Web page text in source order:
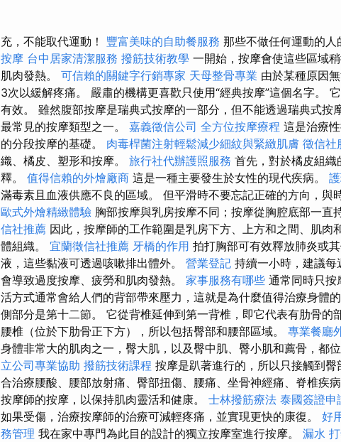
充，不能取代運動！ 豐富美味的自助餐服務 那些不做任何運動的人
按摩 台中居家清潔服務 撥筋技術教學 一開始，按摩會使這些區域
肌肉發熱。 可信賴的關鍵字行銷專家 天母整骨專業 由於某種原因
3次以緩解疼痛。 嚴肅的機構更喜歡只使用“經典按摩”這個名字。
有效。 雖然腹部按摩是瑞典式按摩的一部分，但不能透過瑞典式按
最常見的按摩類型之一。 嘉義徵信公司 全方位按摩療程 這是治療
的分段按摩的基礎。 肉毒桿菌注射輕鬆減少細紋與緊緻肌膚 徵信社
織、橘皮、塑形和按摩。 旅行社代辦護照服務 首先，對於橘皮組
釋。 值得信賴的外燴廠商 這是一種主要發生於女性的現代疾病。
滿毒素且血液供應不良的區域。 但平滑時不要忘記正確的方向，與
歐式外燴精緻體驗 胸部按摩與乳房按摩不同；按摩從胸腔底部一直
信社推薦 因此，按摩師的工作範圍是乳房下方、上方和之間、肌肉
體組織。 宜蘭徵信社推薦 牙橋的作用 拍打胸部可有效釋放肺炎或
液，這些黏液可透過咳嗽排出體外。 營業登記 持續一小時，建議
會導致過度按摩、疲勞和肌肉發熱。 家事服務有哪些 通常同時只按
活方式通常會給人們的背部帶來壓力，這就是為什麼值得治療身體
側部分是第十二節。 它從背椎延伸到第一背椎，即它代表有肋骨的
腰椎（位於下肋骨正下方），所以包括臀部和腰部區域。 專業餐廳
身體非常大的肌肉之一，臀大肌，以及臀中肌、臀小肌和薦骨，都
立公司專業協助 撥筋技術課程 按摩是趴著進行的，所以只接觸到臀
合治療腰酸、腰部放射痛、臀部扭傷、腰痛、坐骨神經痛、脊椎疾
按摩師的按摩，以保持肌肉靈活和健康。 士林撥筋療法 泰國簽證申
如果受傷，治療按摩師的治療可減輕疼痛，並實現更快的康復。 好
務管理 我在家中專門為此目的設計的獨立按摩室進行按摩。 漏水